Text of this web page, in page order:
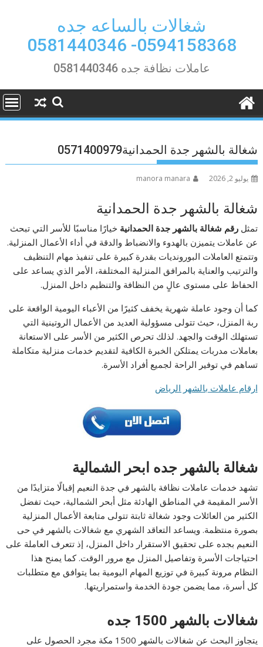
شغالات بالساعه جده
0594158368- 0581440346
عاملات نظافة جده 0581440346
شغالة بالشهر جدة الحمدانية0571400979
يوليو 2, 2026 manora manara
شغالة بالشهر جدة الحمدانية
تمثلرقم شغالة بالشهر جدة الحمدانية خيارًا مناسبًا للأسر التي تبحث
عن عاملات يتميزن بالهدوء والانضباط والدقة في أداء الأعمال المنزلية.
وتتمتع العاملات البورونديات بقدرة كبيرة على تنفيذ مهام التنظيف
والترتيب والعناية بالمرافق المنزلية المختلفة، الأمر الذي يساعد على
الحفاظ على مستوى عالٍ من النظافة والتنظيم داخل المنزل.
كما أن وجود عاملة شهرية يخفف كثيرًا من الأعباء اليومية الواقعة على
ربة المنزل، حيث تتولى مسؤولية العديد من الأعمال الروتينية التي
تستهلك الوقت والجهد. لذلك تحرص الكثير من الأسر على الاستعانة
بعاملات مدربات يمتلكن الخبرة الكافية لتقديم خدمات منزلية متكاملة
تساهم في توفير الراحة لجميع أفراد الأسرة.
ارقام عاملات بالشهر الرياض
شغالة بالشهر جده ابحر الشمالية
تشهد خدمات عاملات نظافة بالشهر في جدة النعيم إقبالًا متزايدًا من
الأسر المقيمة في المناطق الهادئة مثل أبحر الشمالية، حيث تفضل
الكثير من العائلات وجود شغالة ثابتة تتولى متابعة الأعمال المنزلية
بصورة منتظمة. ويساعد التعاقد الشهري مع شغالات بالشهر في حى
النعيم بجده على تحقيق الاستقرار داخل المنزل، إذ تتعرف العاملة على
احتياجات الأسرة وتفاصيل المنزل مع مرور الوقت. كما يمنح هذا
النظام مرونة كبيرة في توزيع المهام اليومية بما يتوافق مع متطلبات
كل أسرة، مما يضمن جودة الخدمة واستمراريتها.
شغالات بالشهر 1500 جده
يتجاوز البحث عن شغالات بالشهر 1500 مكة مجرد الحصول على